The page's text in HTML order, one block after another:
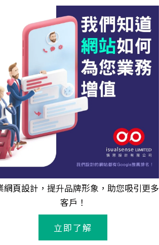
網頁設計 ，提升品牌形象，助您吸引更多
客戶！
立即了解